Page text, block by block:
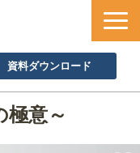
資料ダウンロード
極意～